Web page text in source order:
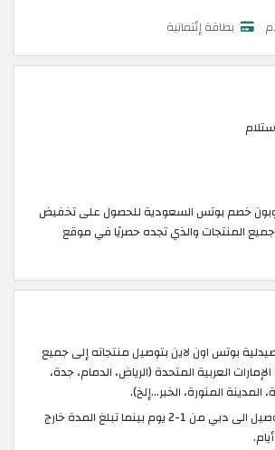
بطاقة إئتمانية
خصم بوتس السعودية للحصول على تخفيض
جميع المنتجات والذي تجده حصريًا في موقع
بوتس اون لاين بتوصيل منتجاته إلى جميع
العربية المتحدة (الرياض، الدمام، جدة،
المنورة، الخبر…إلخ).
تبلغ مدة التوصيل الى دبي من 1-2 يوم بينما تبلغ المدة خارج